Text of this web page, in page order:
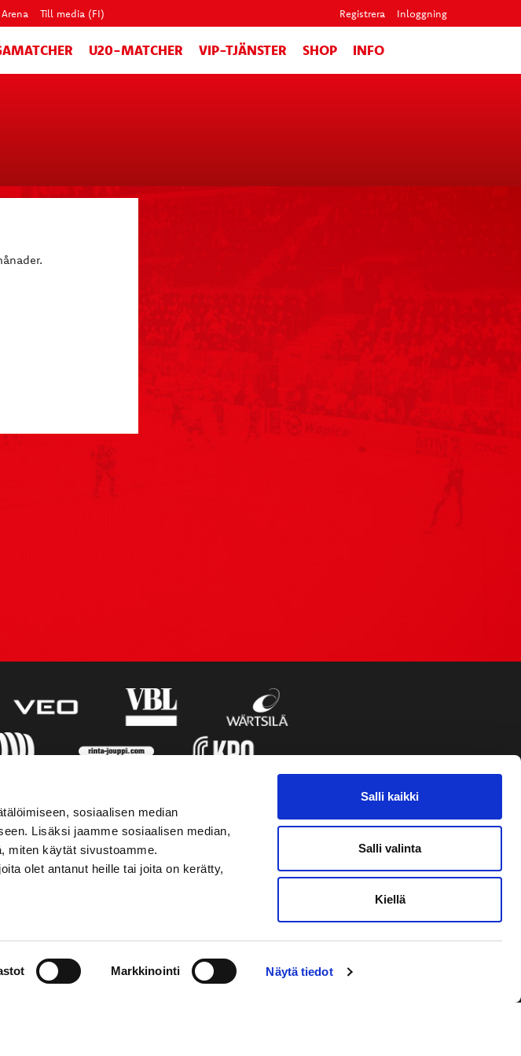
sosiaalisen median
Lisäksi jaamme sosiaalisen median,
miten käytät sivustoamme.
olet antanut heille tai joita on kerätty,
Markkinointi Näytä tiedot
Salli kaikki
Salli valinta
Kiellä
Till media (FI) Registrera Inloggning
U20-MATCHER VIP-TJÄNSTER SHOP INFO
SOCIALA MEDIER
facebook
VAASAN SPORT
NYHETSBREVET